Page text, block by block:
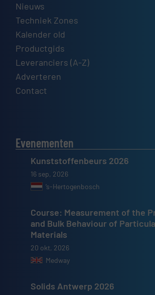
Nieuws
Techniek Zones
Kalender old
Productgids
Leveranciers (A-Z)
Adverteren
Contact
Evenementen
Kunststoffenbeurs 2026
16 sep, 2026
’s-Hertogenbosch
Course: Measurement of the
and Bulk Behaviour of
Materials
20 okt, 2026
Medway
Solids Antwerp 2026